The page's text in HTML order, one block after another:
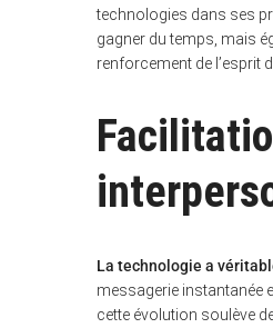
technologies dans ses
gagner du temps, mais
renforcement de l’esprit
La technologie a
messagerie instantanée
cette évolution soulève